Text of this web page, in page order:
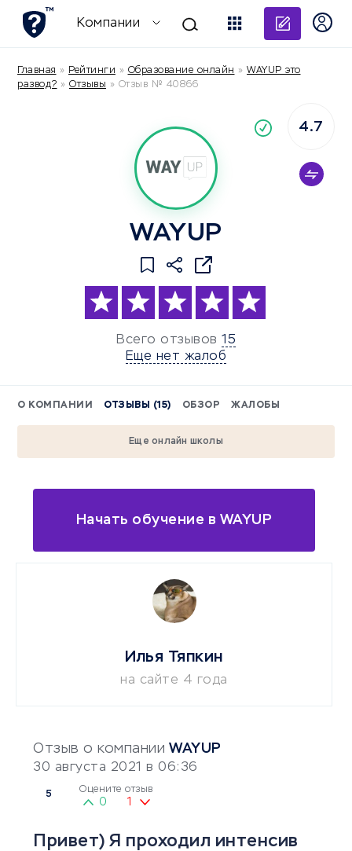
Компании
Главная » Рейтинги » Образование онлайн » WAYUP это
развод? » Отзывы » Отзыв № 40866
WAYUP
Всего отзывов 15
Еще нет жалоб
4.7
О КОМПАНИИ ОТЗЫВЫ (15) ОБЗОР ЖАЛОБЫ
Еще онлайн школы
Начать обучение в WAYUP
Отзыв о компании WAYUP
30 августа 2021 в 06:36
5 Оцените отзыв
0 1
Привет) Я проходил интенсив
Илья Тяпкин
на сайте 4 года